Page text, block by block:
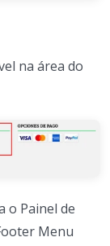
na área do
o Painel de
Menu